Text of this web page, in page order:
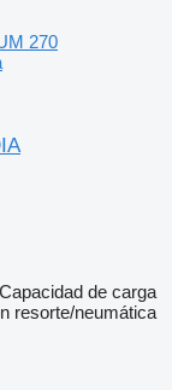
270
Capacidad de carga
resorte/neumática